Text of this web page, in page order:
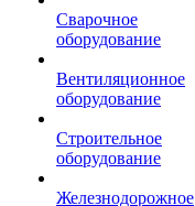
Сварочное
оборудование
Вентиляционное
оборудование
Строительное
оборудование
Железнодорожное